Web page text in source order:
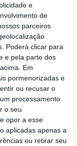
e
de
parceiros
Poderá clicar para
e pela parte dos
Em
pormenorizadas e
ou recusar o
processamento
o seu
opor a esse
aplicadas apenas a
ou retirar seu
PODE DIZER
TEM UM
O CORPO